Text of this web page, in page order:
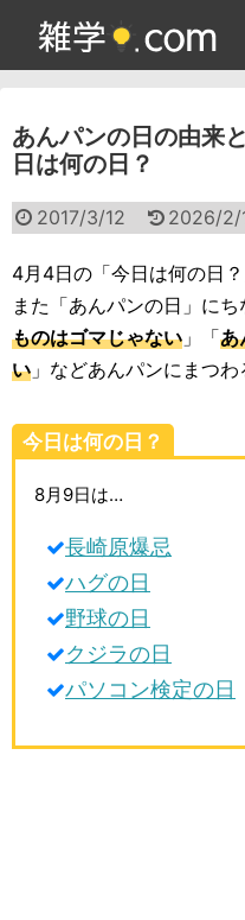
あんパンの日の由来
日は何の日？
2017/3/12 2026/2/
4月4日の「今日は何の日
また「あんパンの日」にち
ものはゴマじゃない 」「あ
い 」などあんパンにまつ
今日は何の日？
8月9日は…
長崎原爆忌
ハグの日
野球の日
クジラの日
パソコン検定の日
雑学クイズ問題集
面白い雑学
ためになる雑学
スポーツ雑学
動物雑学
歴史雑学
生活雑学
サイト情報